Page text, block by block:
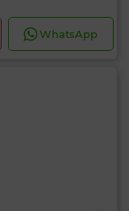
WhatsApp